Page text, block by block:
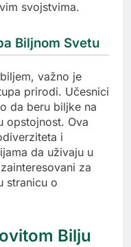
svojstvima.
Biljnom Svetu
važno je
prirodi. Učesnici
da beru biljke na
opstojnost. Ova
i
da uživaju u
za
stranicu o
Bilju